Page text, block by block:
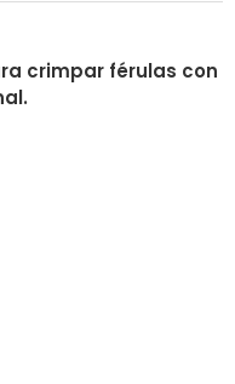
crimpar férulas con